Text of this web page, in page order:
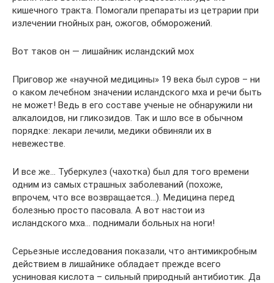
кишечного тракта. Помогали препараты из цетрарии при
излечении гнойных ран, ожогов, обморожений.
Вот таков он — лишайник исландский мох
Приговор же «научной медицины» 19 века был суров – ни
о каком лечебном значении исландского мха и речи быть
не может! Ведь в его составе ученые не обнаружили ни
алкалоидов, ни гликозидов. Так и шло все в обычном
порядке: лекари лечили, медики обвиняли их в
невежестве.
И все же… Туберкулез (чахотка) был для того времени
одним из самых страшных заболеваний (похоже,
впрочем, что все возвращается…). Медицина перед
болезнью просто пасовала. А вот настои из
исландского мха… поднимали больных на ноги!
Серьезные исследования показали, что антимикробным
действием в лишайнике обладает прежде всего
усниновая кислота – сильный природный антибиотик. Да